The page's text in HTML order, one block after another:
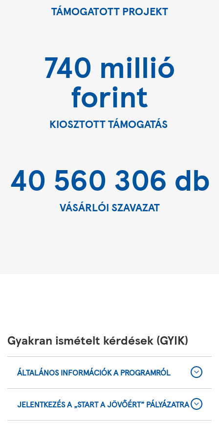
TÁMOGATOTT PROJEKT
740 millió
forint
KIOSZTOTT TÁMOGATÁS
40 560 306 db
VÁSÁRLÓI SZAVAZAT
Gyakran ismételt kérdések (GYIK)
ÁLTALÁNOS INFORMÁCIÓK A PROGRAMRÓL
JELENTKEZÉS A „START A JÖVŐÉRT” PÁLYÁZATRA